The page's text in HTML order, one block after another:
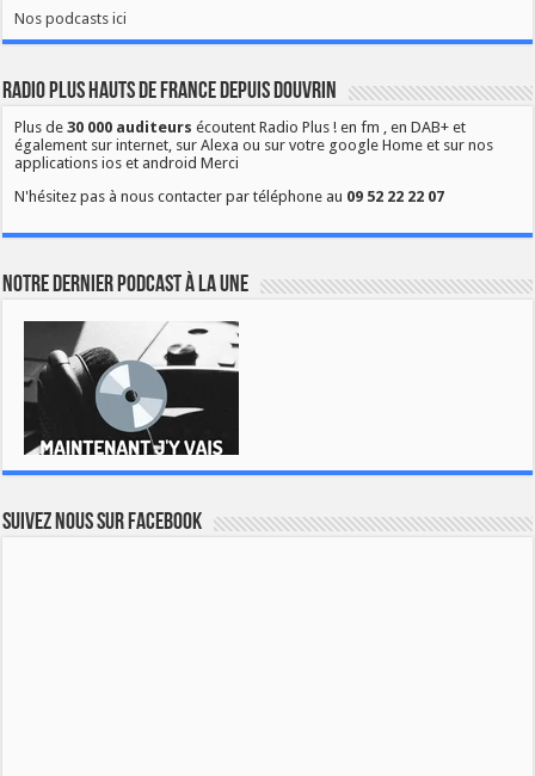
Nos podcasts ici
Radio Plus Hauts de France depuis Douvrin
Plus de30 000 auditeurs écoutent Radio Plus ! en fm , en DAB+ et
également sur internet, sur Alexa ou sur votre google Home et sur nos
applications ios et android Merci
N'hésitez pas à nous contacter par téléphone au 09 52 22 22 07
Notre dernier podcast à la une
Suivez nous sur Facebook